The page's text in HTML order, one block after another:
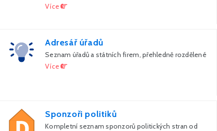
Více
Adresář úřadů
Seznam úřadů a státních firem, přehledně rozdělené
Více
Sponzoři politiků
Kompletní seznam sponzorů politických stran od